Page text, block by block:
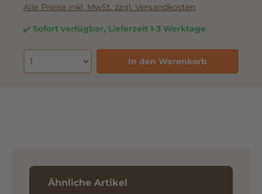
Alle Preise inkl. MwSt. zzgl. Versandkosten
Sofort verfügbar, Lieferzeit 1-3 Werktage
In den Warenkorb
Ähnliche Artikel